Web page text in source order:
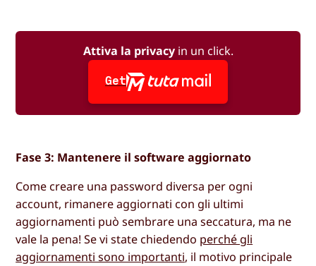
Attiva la privacyin un click.
Get
Fase 3: Mantenere il software aggiornato
Come creare una password diversa per ogni
account, rimanere aggiornati con gli ultimi
aggiornamenti può sembrare una seccatura, ma ne
vale la pena! Se vi state chiedendo perché gli
aggiornamenti sono importanti, il motivo principale